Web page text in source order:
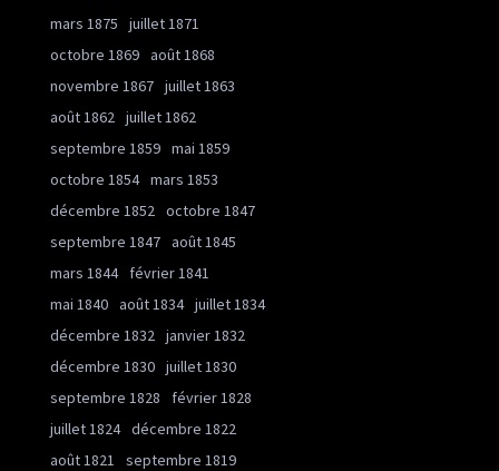
mars 1875
juillet 1871
octobre 1869 août 1868
novembre 1867 juillet 1863
août 1862 juillet 1862
septembre 1859 mai 1859
octobre 1854 mars 1853
décembre 1852 octobre 1847
septembre 1847 août 1845
mars 1844
février 1841
mai 1840 août 1834 juillet 1834
décembre 1832 janvier 1832
décembre 1830 juillet 1830
septembre 1828
février 1828
juillet 1824 décembre 1822
août 1821
septembre 1819